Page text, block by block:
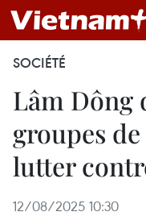
SOCIÉTÉ
Lâm Dông
groupes
lutter
12/08/2025 10:30